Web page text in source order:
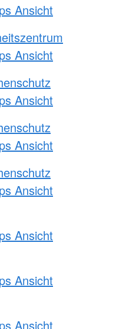
Ansicht
Ansicht
Ansicht
Ansicht
Ansicht
Ansicht
Ansicht
Ansicht